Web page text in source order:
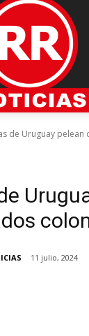
de Uruguay pelean
11 julio, 2024